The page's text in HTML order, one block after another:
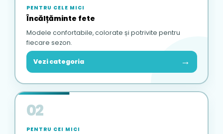
PENTRU CELE MICI
Încălțăminte fete
Modele confortabile, colorate și potrivite pentru
fiecare sezon.
Vezi categoria →
02
PENTRU CEI MICI